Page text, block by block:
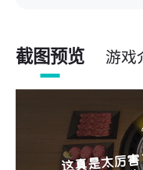
截图预览 游戏